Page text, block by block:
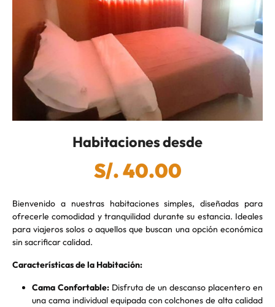
Habitaciones desde
S/. 40.00
Bienvenido a nuestras habitaciones simples, diseñadas para
ofrecerle comodidad y tranquilidad durante su estancia. Ideales
para viajeros solos o aquellos que buscan una opción económica
sin sacrificar calidad.
Características de la Habitación:
Cama Confortable: Disfruta de un descanso placentero en
una cama individual equipada con colchones de alta calidad